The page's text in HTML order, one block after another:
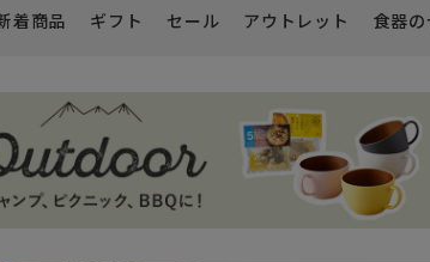
- 中鉢・取り鉢・サラダボウル
- 大鉢
- とんすい
- 汁椀
- ど
- ラ
推し活特集
洋食器セット
- 誕生日
- 内祝い
着商品 ギフト セール アウトレット 食器の